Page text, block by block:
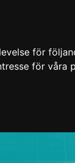
för
för våra